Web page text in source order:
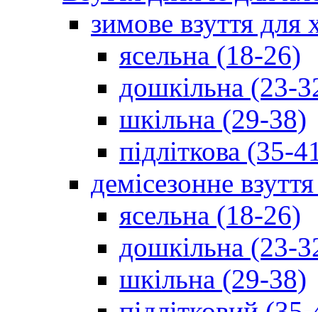
зимове взуття для
ясельна (18-26)
дошкільна (23-
шкільна (29-38)
підліткова (35-
демісезонне
ясельна (18-26)
дошкільна (23-
шкільна (29-38)